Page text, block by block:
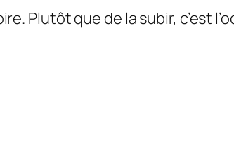
Plutôt que de la subir, c’est